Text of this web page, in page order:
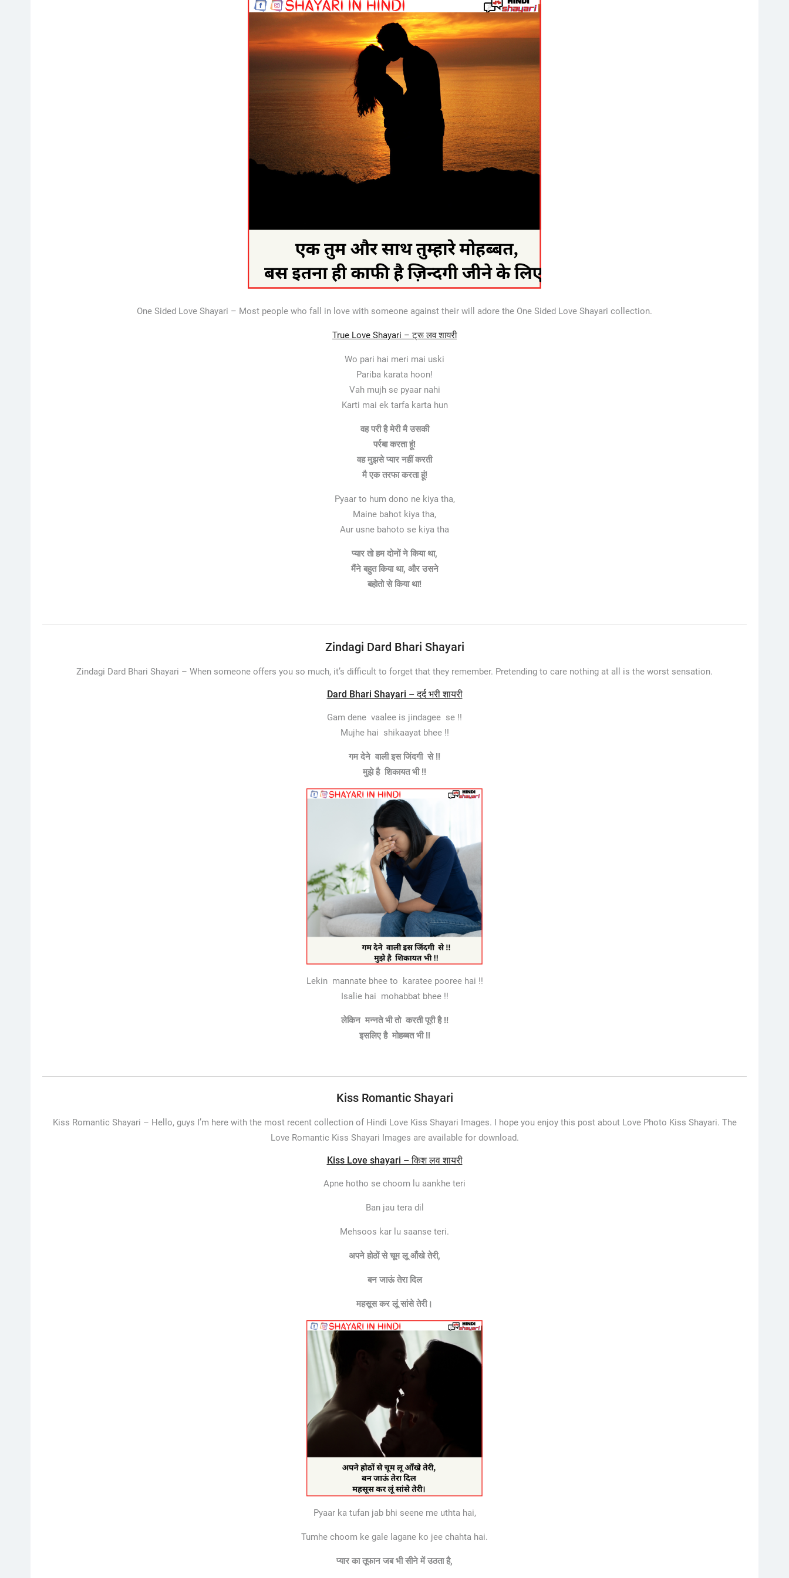
One Sided Love Shayari – Most people who fall in love with someone against their will adore the One Sided Love Shayari collection.
True Love Shayari – ट्रू लव शायरी
Wo pari hai meri mai uski
Pariba karata hoon!
Vah mujh se pyaar nahi
Karti mai ek tarfa karta hun
वह परी है मेरी मै उसकी
पर्रबा करता हूं!
वह मुझसे प्यार नहीं करती
मै एक तरफा करता हूं!
Pyaar to hum dono ne kiya tha,
Maine bahot kiya tha,
Aur usne bahoto se kiya tha
प्यार तो हम दोनों ने किया था,
मैंने बहुत किया था, और उसने
बहोतो से किया था!
Zindagi Dard Bhari Shayari
Zindagi Dard Bhari Shayari – When someone offers you so much, it’s difficult to forget that they remember. Pretending to care nothing at all is the worst sensation.
Dard Bhari Shayari – दर्द भरी शायरी
Gam dene vaalee is jindagee se !!
Mujhe hai shikaayat bhee !!
गम देने वाली इस जिंदगी से !!
मुझे है शिकायत भी !!
Lekin mannate bhee to karatee pooree hai !!
Isalie hai mohabbat bhee !!
लेकिन मन्नते भी तो करती पूरी है !!
इसलिए है मोहब्बत भी !!
Kiss Romantic Shayari
Kiss Romantic Shayari – Hello, guys I’m here with the most recent collection of Hindi Love Kiss Shayari Images. I hope you enjoy this post about Love Photo Kiss Shayari. The
Love Romantic Kiss Shayari Images are available for download.
Kiss Love shayari – किश लव शायरी
Apne hotho se choom lu aankhe teri
Ban jau tera dil
Mehsoos kar lu saanse teri.
अपने होठों से चूम लू ऑंखे तेरी,
बन जाऊं तेरा दिल
महसूस कर लूं सांसे तेरी।
Pyaar ka tufan jab bhi seene me uthta hai,
Tumhe choom ke gale lagane ko jee chahta hai.
प्यार का तूफान जब भी सीने में उठता है,